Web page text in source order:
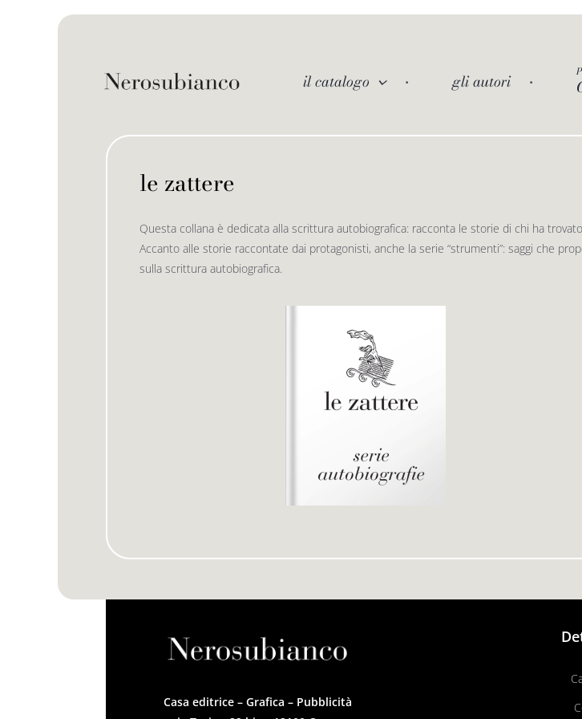
il catalogo gli autori
le zattere
Questa collana è dedicata alla scrittura autobiografica: racconta le storie di chi ha
Accanto alle storie raccontate dai protagonisti, anche la serie “strumenti”: saggi che
sulla scrittura autobiografica.
Casa editrice – Grafica – Pubblicità